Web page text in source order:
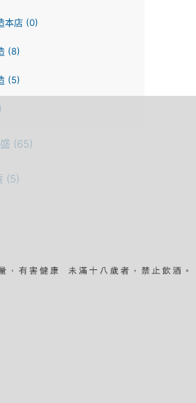
本店 (0)
(8)
(5)
(65)
(5)